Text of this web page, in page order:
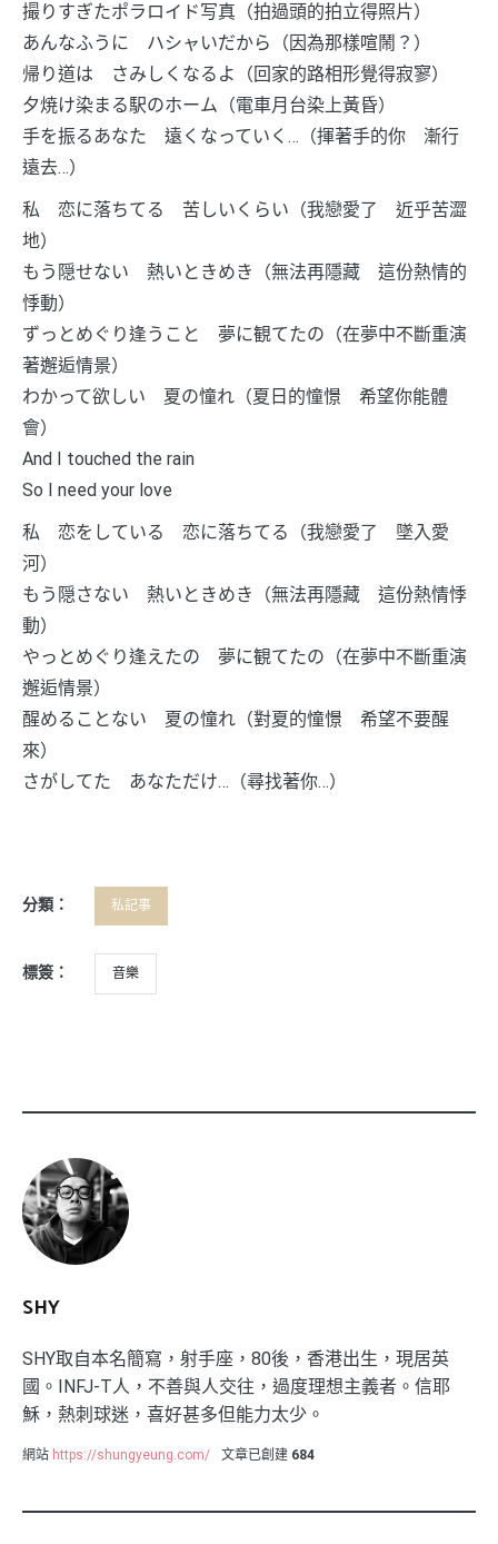
撮りすぎたポラロイド写真（拍過頭的拍立得照片）
あんなふうに ハシャいだから（因為那樣喧鬧？）
帰り道は さみしくなるよ（回家的路相形覺得寂寥）
夕焼け染まる駅のホーム（電車月台染上黃昏）
手を振るあなた 遠くなっていく…（揮著手的你 漸行
遠去…）
私 恋に落ちてる 苦しいくらい（我戀愛了 近乎苦澀
地）
もう隠せない 熱いときめき（無法再隱藏 這份熱情的
悸動）
ずっとめぐり逢うこと 夢に観てたの（在夢中不斷重演
著邂逅情景）
わかって欲しい 夏の憧れ（夏日的憧憬 希望你能體
會）
And I touched the rain
So I need your love
私 恋をしている 恋に落ちてる（我戀愛了 墜入愛
河）
もう隠さない 熱いときめき（無法再隱藏 這份熱情悸
動）
やっとめぐり逢えたの 夢に観てたの（在夢中不斷重演
邂逅情景）
醒めることない 夏の憧れ（對夏的憧憬 希望不要醒
來）
さがしてた あなただけ…（尋找著你…）
分類： 私記事
標簽： 音樂
SHY
SHY取自本名簡寫，射手座，80後，香港出生，現居英
國。INFJ-T人，不善與人交往，過度理想主義者。信耶
穌，熱刺球迷，喜好甚多但能力太少。
網站 https://shungyeung.com/ 文章已創建 684